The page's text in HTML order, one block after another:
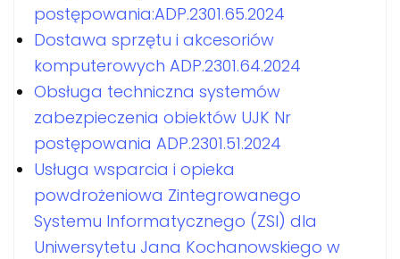
postępowania:ADP.2301.65.2024
Dostawa sprzętu i akcesoriów
komputerowych ADP.2301.64.2024
Obsługa techniczna systemów
zabezpieczenia obiektów UJK Nr
postępowania ADP.2301.51.2024
Usługa wsparcia i opieka
powdrożeniowa Zintegrowanego
Systemu Informatycznego (ZSI) dla
Uniwersytetu Jana Kochanowskiego w